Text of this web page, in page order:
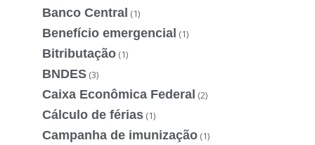
Banco Central (1)
Benefício emergencial (1)
Bitributação (1)
BNDES (3)
Caixa Econômica Federal (2)
Cálculo de férias (1)
Campanha de imunização (1)